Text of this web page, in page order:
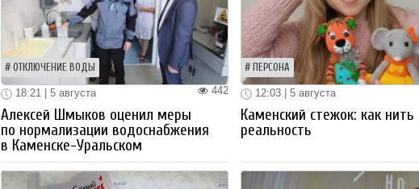
ОТКЛЮЧЕНИЕ ВОДЫ
442
18:21 | 5 августа
Алексей Шмыков оценил меры
по нормализации водоснабжения
в Каменске-Уральском
ПЕРСОНА
12:03 | 5 августа
Каменский стежок: как
реальность